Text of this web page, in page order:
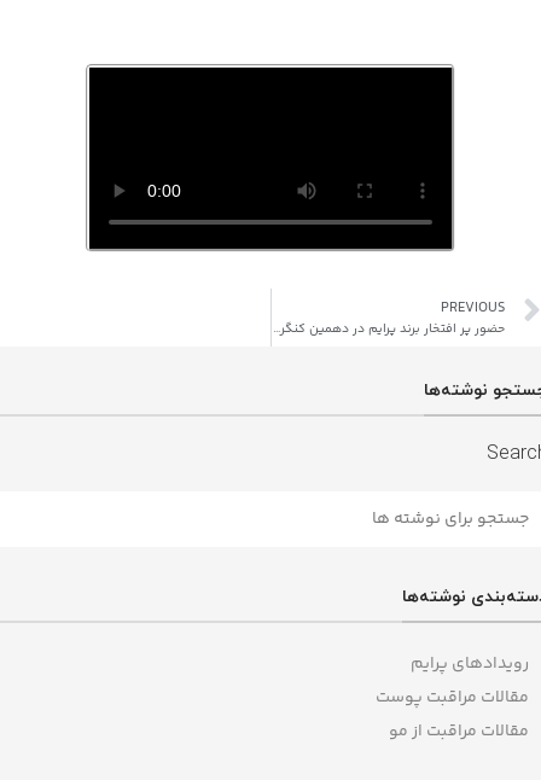
PREVIOUS
حضور پر افتخار برند پرایم در دهمین کنگره سراسری تازه‌های درماتولوژی، لیزر و جراحی پوست
نوشته‌ها
نوشته‌ها
رویدادهای پرایم
مقالات مراقبت پوست
مقالات مراقبت از مو